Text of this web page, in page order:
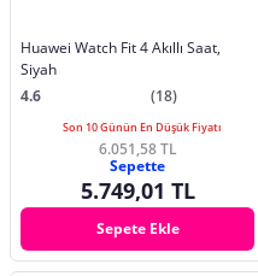
Huawei Watch Fit 4 Akıllı Saat,
Siyah
4.6
(18)
Son 10 Günün En Düşük Fiyatı
6.051,58 TL
Sepette
5.749,01 TL
Sepete Ekle